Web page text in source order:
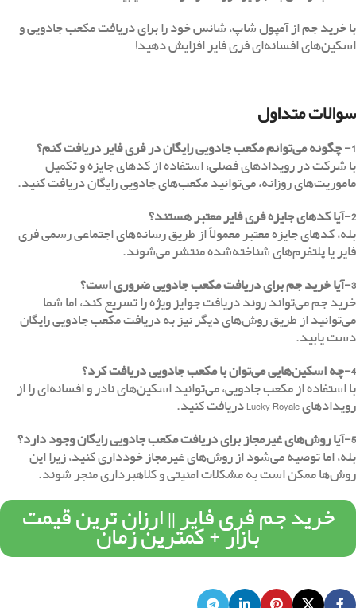
با خرید جم از آمپول شاپ، شانس خود را برای دریافت مکعب جادویی و
اسکین‌های افسانه‌ای فری فایر افزایش دهید!
سوالات متداول
1- چگونه می‌توانم مکعب جادویی رایگان در فری فایر دریافت کنم؟
با شرکت در رویدادهای فصلی، استفاده از کدهای جایزه و تکمیل
ماموریت‌های روزانه، می‌توانید مکعب‌های جادویی رایگان دریافت کنید.
2-آیا کدهای جایزه فری فایر معتبر هستند؟
بله، کدهای جایزه معتبر معمولاً از طریق رسانه‌های اجتماعی رسمی فری
فایر یا پلتفرم‌های شناخته‌شده منتشر می‌شوند.
3-آیا خرید جم برای دریافت مکعب جادویی ضروری است؟
خرید جم می‌تواند روند دریافت جوایز ویژه را تسریع کند، اما شما
می‌توانید از طریق روش‌های دیگر نیز به دریافت مکعب جادویی رایگان
دست یابید.
4-چه اسکین‌هایی می‌توان با مکعب جادویی دریافت کرد؟
با استفاده از مکعب جادویی، می‌توانید اسکین‌های نادر و افسانه‌ای را از
رویدادهای Lucky Royale دریافت کنید.
5-آیا روش‌های غیرمجاز برای دریافت مکعب جادویی رایگان وجود دارد؟
بله، اما توصیه می‌شود از روش‌های غیرمجاز خودداری کنید، زیرا این
روش‌ها ممکن است به مشکلات امنیتی و کلاهبرداری منجر شوند.
خرید جم فری فایر || ارزان ترین قیمت
بازار + کمترین زمان